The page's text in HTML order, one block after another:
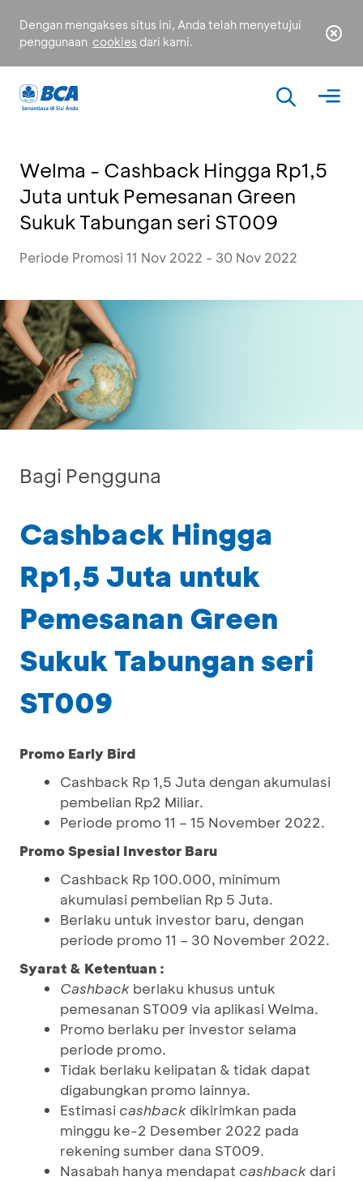
Dengan mengakses situs ini, Anda telah menyetujui
penggunaan cookies dari kami.
Welma - Cashback Hingga Rp1,5
Juta untuk Pemesanan Green
Sukuk Tabungan seri ST009
Periode Promosi 11 Nov 2022 - 30 Nov 2022
Bagi Pengguna
Cashback Hingga
Rp1,5 Juta untuk
Pemesanan Green
Sukuk Tabungan seri
ST009
Promo Early Bird
Cashback Rp 1,5 Juta dengan akumulasi
pembelian Rp2 Miliar.
Periode promo 11 – 15 November 2022.
Promo Spesial Investor Baru
Cashback Rp 100.000, minimum
akumulasi pembelian Rp 5 Juta.
Berlaku untuk investor baru, dengan
periode promo 11 – 30 November 2022.
Syarat & Ketentuan :
Cashback berlaku khusus untuk
pemesanan ST009 via aplikasi Welma.
Promo berlaku per investor selama
periode promo.
Tidak berlaku kelipatan & tidak dapat
digabungkan promo lainnya.
Estimasi cashback dikirimkan pada
minggu ke-2 Desember 2022 pada
rekening sumber dana ST009.
Nasabah hanya mendapat cashback dari